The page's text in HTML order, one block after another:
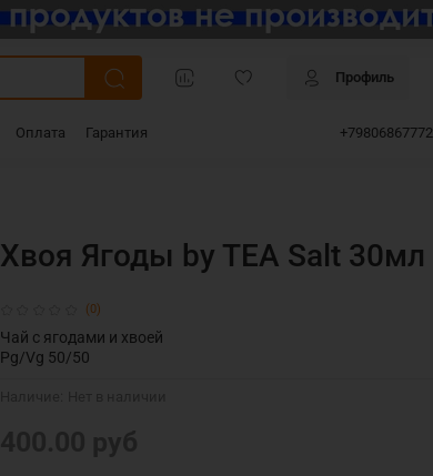
Профиль
Оплата Гарантия +79806867772
(0)
Хвоя Ягоды by TEA Salt 30мл
Чай с ягодами и хвоей
Pg/Vg 50/50